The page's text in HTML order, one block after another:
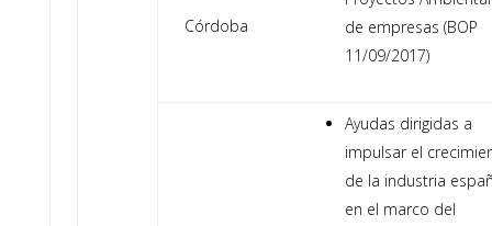
Córdoba
de empresas (BOP
11/09/2017)
Ayudas dirigidas a
impulsar el
de la industria
en el marco del